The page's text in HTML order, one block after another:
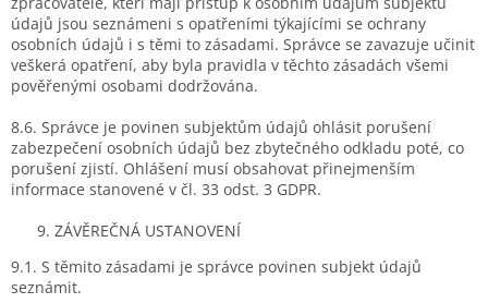
údajů jsou seznámeni s opatřeními týkajícími se ochrany
osobních údajů i s těmi to zásadami. Správce se zavazuje učinit
veškerá opatření, aby byla pravidla v těchto zásadách všemi
pověřenými osobami dodržována.
8.6. Správce je povinen subjektům údajů ohlásit porušení
zabezpečení osobních údajů bez zbytečného odkladu poté, co
porušení zjistí. Ohlášení musí obsahovat přinejmenším
informace stanovené v čl. 33 odst. 3 GDPR.
ZÁVĚREČNÁ USTANOVENÍ
9.1. S těmito zásadami je správce povinen subjekt údajů
seznámit.